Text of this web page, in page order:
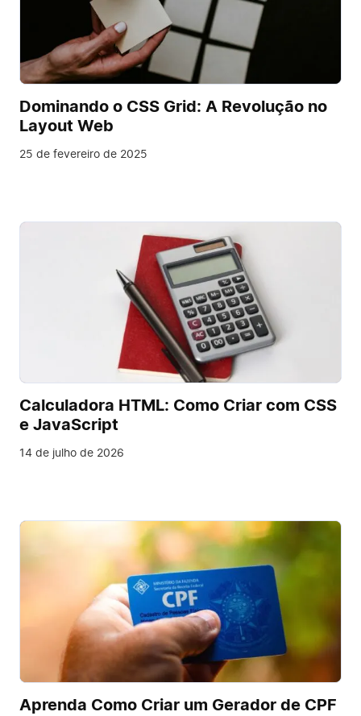
Dominando o CSS Grid: A Revolução no
Layout Web
25 de fevereiro de 2025
Calculadora HTML: Como Criar com CSS
e JavaScript
14 de julho de 2026
Aprenda Como Criar um Gerador de CPF